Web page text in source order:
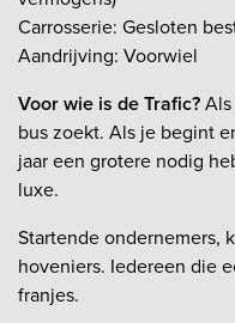
Carrosserie: Gesloten
Aandrijving: Voorwiel
Voor wie is de Trafic?
bus zoekt. Als je begint
jaar een grotere nodig
luxe.
Startende ondernemers,
hoveniers. Iedereen die
franjes.